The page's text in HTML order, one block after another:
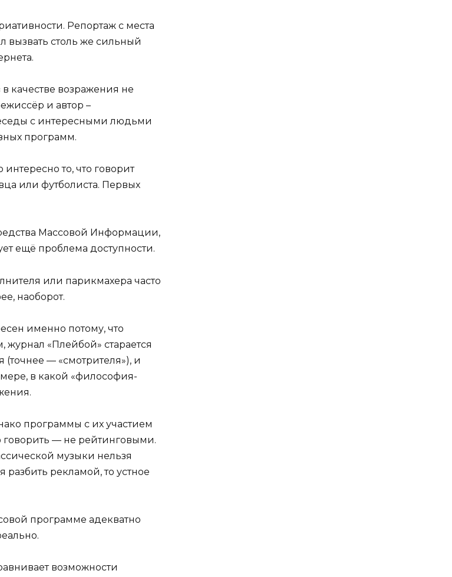
Репортаж с места
вызвать столь же сильный
качестве возражения не
и автор –
с интересными людьми
программ.
то, что говорит
или футболиста. Первых
Массовой Информации,
ещё проблема доступности.
или парикмахера часто
наоборот.
именно потому, что
«Плейбой» старается
(точнее — «смотрителя»), и
в какой «философия-
программы с их участием
говорить — не рейтинговыми.
музыки нельзя
разбить рекламой, то устное
программе адекватно
возможности